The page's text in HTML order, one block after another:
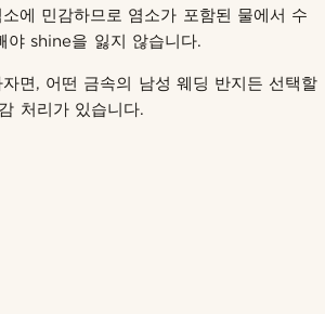
에 민감하므로 염소가 포함된 물에서 수
야 shine을 잃지 않습니다.
면, 어떤 금속의 남성 웨딩 반지든 선택할
처리가 있습니다.